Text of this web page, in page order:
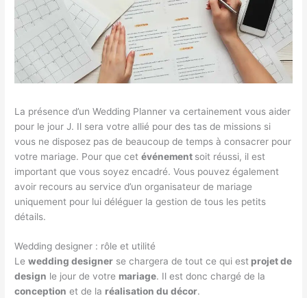
La présence d’un Wedding Planner va certainement vous aider
pour le jour J. Il sera votre allié pour des tas de missions si
vous ne disposez pas de beaucoup de temps à consacrer pour
votre mariage. Pour que cetévénement soit réussi, il est
important que vous soyez encadré. Vous pouvez également
avoir recours au service d’un organisateur de mariage
uniquement pour lui déléguer la gestion de tous les petits
détails.
Wedding designer : rôle et utilité
Lewedding designer se chargera de tout ce qui est projet de
design le jour de votre mariage. Il est donc chargé de la
conception et de la réalisation du décor.